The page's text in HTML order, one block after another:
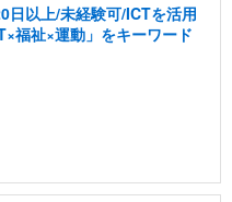
日以上/未経験可/ICTを活用
福祉×運動」をキーワード